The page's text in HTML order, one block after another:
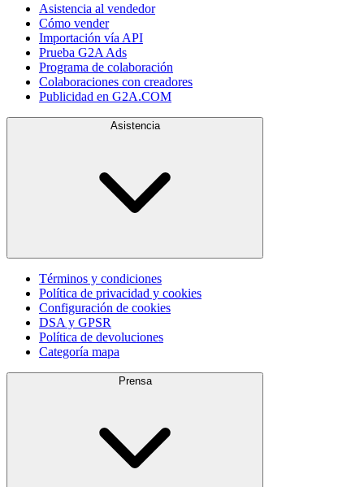
Asistencia al vendedor
Cómo vender
Importación vía API
Prueba G2A Ads
Programa de colaboración
Colaboraciones con creadores
Publicidad en G2A.COM
Asistencia
Términos y condiciones
Política de privacidad y cookies
Configuración de cookies
DSA y GPSR
Política de devoluciones
Categoría mapa
Prensa